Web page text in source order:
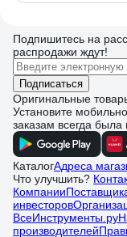
Подпишитесь на
распродажи ждут!
Подписаться
Оригинальные
Установите
заказам всегда была
КаталогАдреса
Что улучшить?
Компании
инвесторов
ВсеИнструменты.ру
производителей